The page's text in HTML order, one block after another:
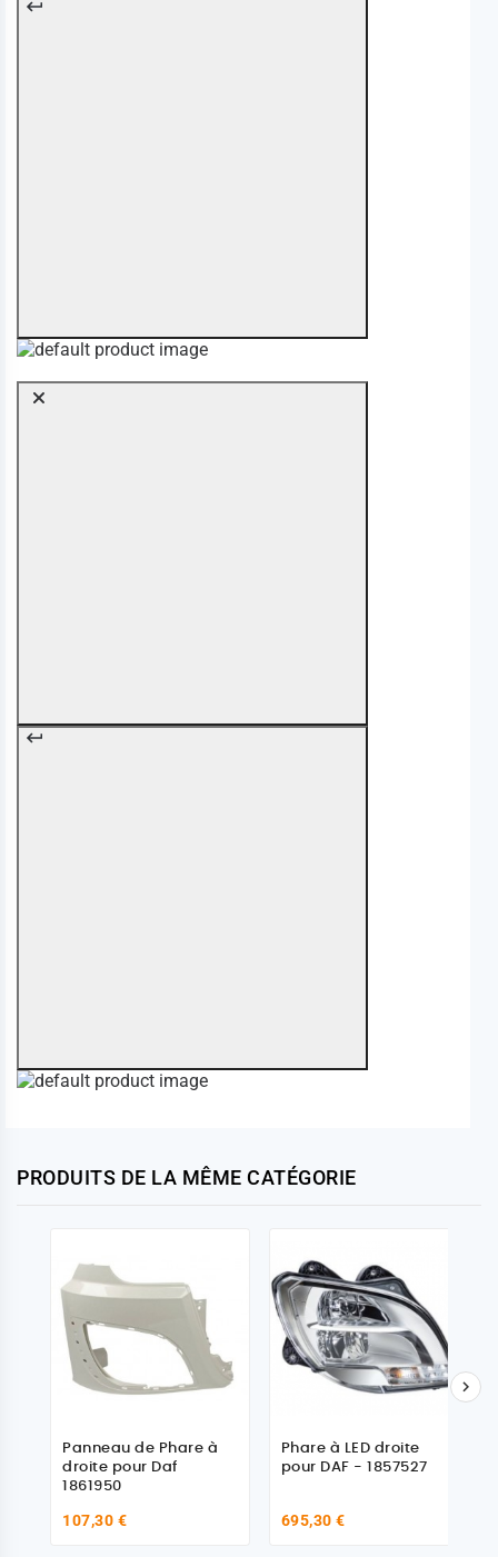
PRODUITS DE LA MÊME CATÉGORIE
Panneau de Phare à
droite pour Daf
1861950
107,30 €
Phare à LED droite
pour DAF - 1857527
695,30 €
